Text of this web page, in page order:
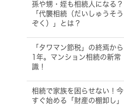
孫や甥・姪も相続人になる？
「代襲相続（だいしゅうそう
ぞく）」とは？
「タワマン節税」の終焉から
1年。マンション相続の新常
識！
相続で家族を困らせない！今
すぐ始める「財産の棚卸し」